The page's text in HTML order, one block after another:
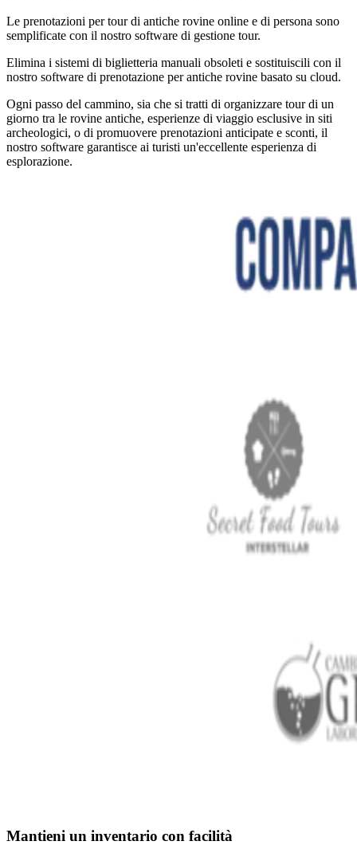
Le prenotazioni per tour di antiche rovine online e di persona sono
semplificate con il nostro software di gestione tour.
Elimina i sistemi di biglietteria manuali obsoleti e sostituiscili con il
nostro software di prenotazione per antiche rovine basato su cloud.
Ogni passo del cammino, sia che si tratti di organizzare tour di un
giorno tra le rovine antiche, esperienze di viaggio esclusive in siti
archeologici, o di promuovere prenotazioni anticipate e sconti, il
nostro software garantisce ai turisti un'eccellente esperienza di
esplorazione.
Mantieni un inventario con facilità